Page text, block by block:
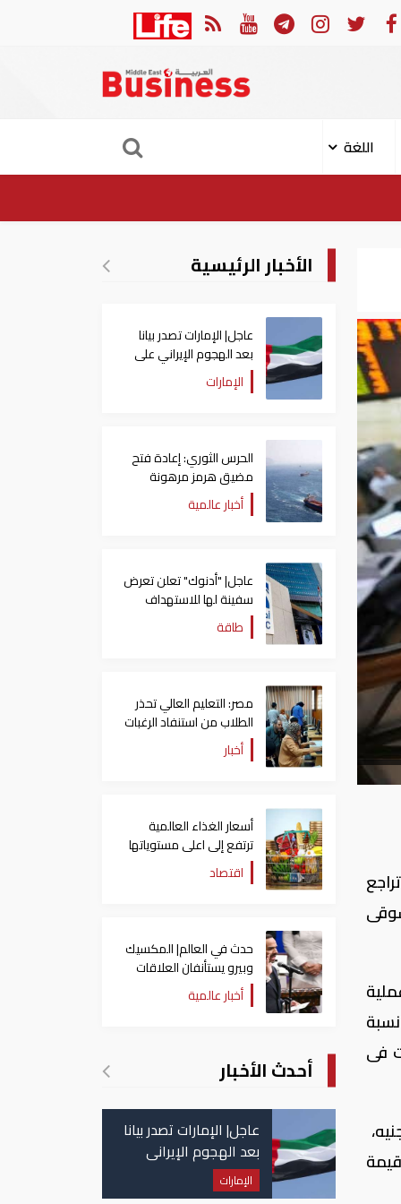
عاجل| "أدنوك" تعلن تعرض سفينة لها للاستهداف بصاروخ في مضيق هرمز
اللغة
جنيه، عبر تنفيذ 22.6 ألف عملية
نسبة
من المعاملات فى
جنيه، 46.8 مليون جنيه،
الأخبار الرئيسية
عاجل| الإمارات تصدر بيانا
بعد الهجوم الإيراني على
سفينة تابعة لـ"أدنوك"
الإمارات
الحرس الثوري: إعادة فتح
مضيق هرمز مرهونة
بقبول واشنطن الكامل
لشروط طهران
أخبار عالمية
عاجل| "أدنوك" تعلن تعرض
سفينة لها للاستهداف
بصاروخ في مضيق هرمز
طاقة
مصر: التعليم العالي تحذر
الطلاب من استنفاد الرغبات
قبل غلق التسجيل
أخبار
أسعار الغذاء العالمية
ترتفع إلى اعلى مستوياتها
منذ 3 سنواتاقتصاد
حدث في العالم| المكسيك
وبيرو يستأنفان العلاقات
وتنصيب رئيسا جديدا
أخبار عالمية
أحدث الأخبار
عاجل| الإمارات تصدر بيانا
بعد الهجوم الإيراني
على سفينة تابعة
لـ"أدنوك"
الإمارات